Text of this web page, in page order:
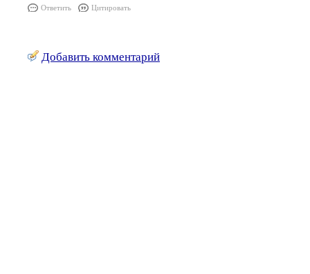
Ответить Цитировать
Добавить комментарий